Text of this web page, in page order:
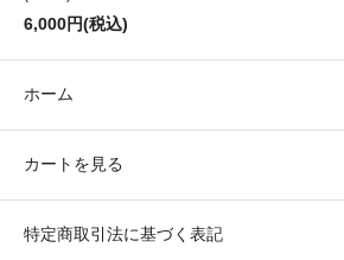
6,000円(税込)
ホーム
カートを見る
特定商取引法に基づく表記